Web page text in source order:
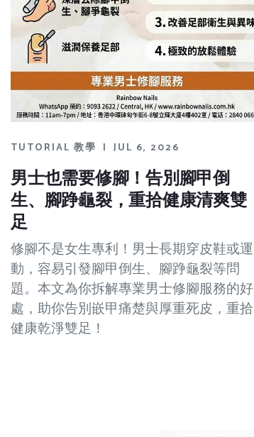
TUTORIAL 教學 | JUL 6, 2026
男士也需要修腳！告別腳甲倒
生、腳踭龜裂，重拾健康清爽雙
足
修腳不是女生專利！男士長期穿皮鞋或運
動，容易引發腳甲倒生、腳踭龜裂等問
題。本文為你拆解專業男士修腳服務的好
處，助你告別嵌甲痛楚與厚重死皮，重拾
健康乾淨雙足！